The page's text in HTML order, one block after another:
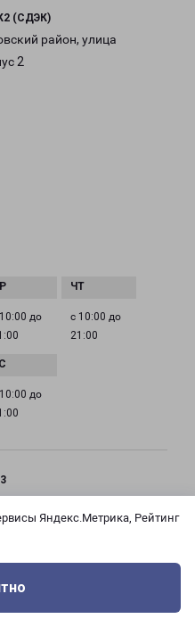
Яндекс.Метрика, Рейтинг
(СДЭК)
район, улица
2
до
с 10:00 до
21:00
до